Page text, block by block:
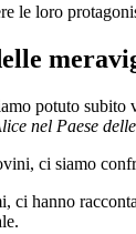
le loro
potuto subito
nel Paese
ci siamo
ci hanno